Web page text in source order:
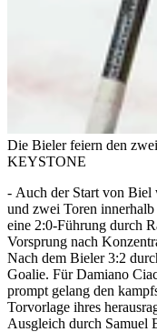
Die Bieler feiern den
KEYSTONE
- Auch der Start von Biel
und zwei Toren
eine 2:0-Führung durch
Vorsprung nach
Nach dem Bieler 3:2
Goalie. Für Damiano
prompt gelang den
Torvorlage ihres
Ausgleich durch Samuel